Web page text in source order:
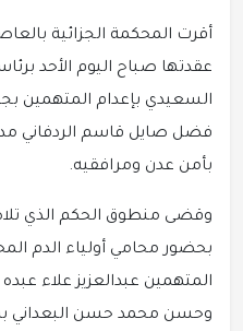
أقرت المحكمة الجزائية
عقدتها صباح اليوم الأحد
السعيدي بإعدام المتهمين
فضل صايل قاسم الردفاني
بأمن عدن ومرافقيه.
وقضى منطوق الحكم الذي
بحضور محامي أولياء الدم
المتهمين عبدالعزيز علاء
وحسن محمد حسن البعداني